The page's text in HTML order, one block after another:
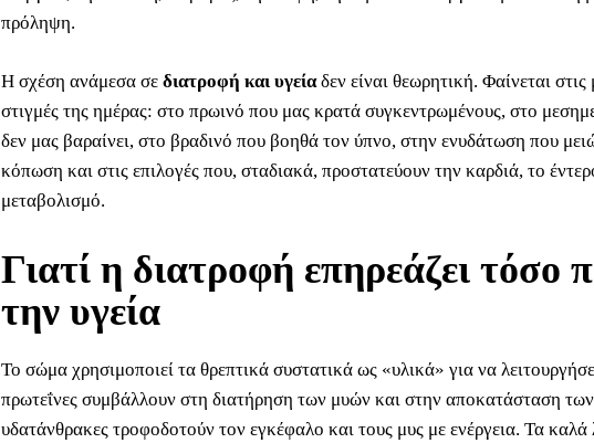
πρόληψη.
Η σχέση ανάμεσα σε διατροφή και υγείαδεν είναι θεωρητική. Φαίνεται στις
στιγμές της ημέρας: στο πρωινό που μας κρατά συγκεντρωμένους, στο
δεν μας βαραίνει, στο βραδινό που βοηθά τον ύπνο, στην ενυδάτωση που
κόπωση και στις επιλογές που, σταδιακά, προστατεύουν την καρδιά, το
μεταβολισμό.
Γιατί η διατροφή επηρεάζει τόσο
την υγεία
Το σώμα χρησιμοποιεί τα θρεπτικά συστατικά ως «υλικά» για να
πρωτεΐνες συμβάλλουν στη διατήρηση των μυών και στην αποκατάσταση
υδατάνθρακες τροφοδοτούν τον εγκέφαλο και τους μυς με ενέργεια. Τα καλά